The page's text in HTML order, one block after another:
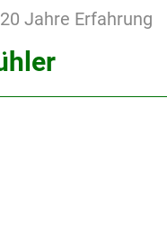
Jahre Erfahrung